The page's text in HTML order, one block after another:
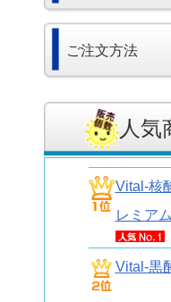
ご注文方法
人気
Vital-核
レミアム
Vital-黒